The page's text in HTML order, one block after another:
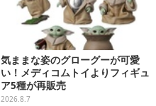
気ままな姿のグローグーが可愛
い！メディコムトイよりフィギュ
ア5種が再販売
2026.8.7